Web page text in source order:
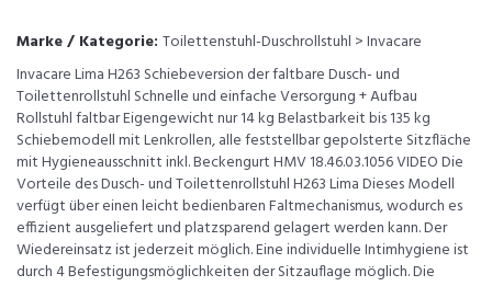
Marke / Kategorie: Toilettenstuhl-Duschrollstuhl > Invacare
Invacare Lima H263 Schiebeversion der faltbare Dusch- und
Toilettenrollstuhl Schnelle und einfache Versorgung + Aufbau
Rollstuhl faltbar Eigengewicht nur 14 kg Belastbarkeit bis 135 kg
Schiebemodell mit Lenkrollen, alle feststellbar gepolsterte Sitzfläche
mit Hygieneausschnitt inkl. Beckengurt HMV 18.46.03.1056 VIDEO Die
Vorteile des Dusch- und Toilettenrollstuhl H263 Lima Dieses Modell
verfügt über einen leicht bedienbaren Faltmechanismus, wodurch es
effizient ausgeliefert und platzsparend gelagert werden kann. Der
Wiedereinsatz ist jederzeit möglich. Eine individuelle Intimhygiene ist
durch 4 Befestigungsmöglichkeiten der Sitzauflage möglich. Die